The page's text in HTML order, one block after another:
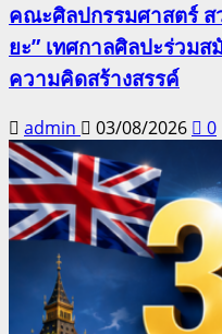
คณะศิลปกรรมศาสตร์
ยะ” เทศกาลศิลปะร่วม
ความคิดสร้างสรรค์
admin 03/08/2026 0